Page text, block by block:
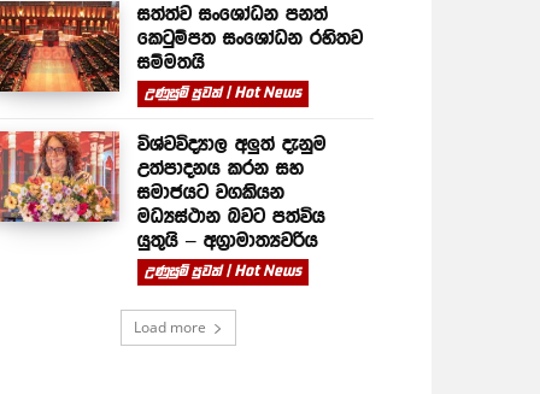
සත්ත්ව සංශෝධන පනත්
කෙටුම්පත සංශෝධන රහිතව
සම්මතයි
උණුසුම් පුවත් | Hot News
විශ්වවිද්‍යාල අලුත් දැනුම
උත්පාදනය කරන සහ
සමාජයට වගකියන
මධ්‍යස්ථාන බවට පත්විය
යුතුයි – අග්‍රාමාත්‍යවරිය
උණුසුම් පුවත් | Hot News
Load more